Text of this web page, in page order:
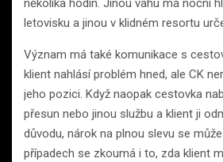
několika hodin. Jinou váhu má noční
letovisku a jinou v klidném resortu
Význam má také komunikace s
klient nahlásí problém hned, ale CK
jeho pozici. Když naopak cestovka
přesun nebo jinou službu a klient ji
důvodu, nárok na plnou slevu se
případech se zkoumá i to, zda klient